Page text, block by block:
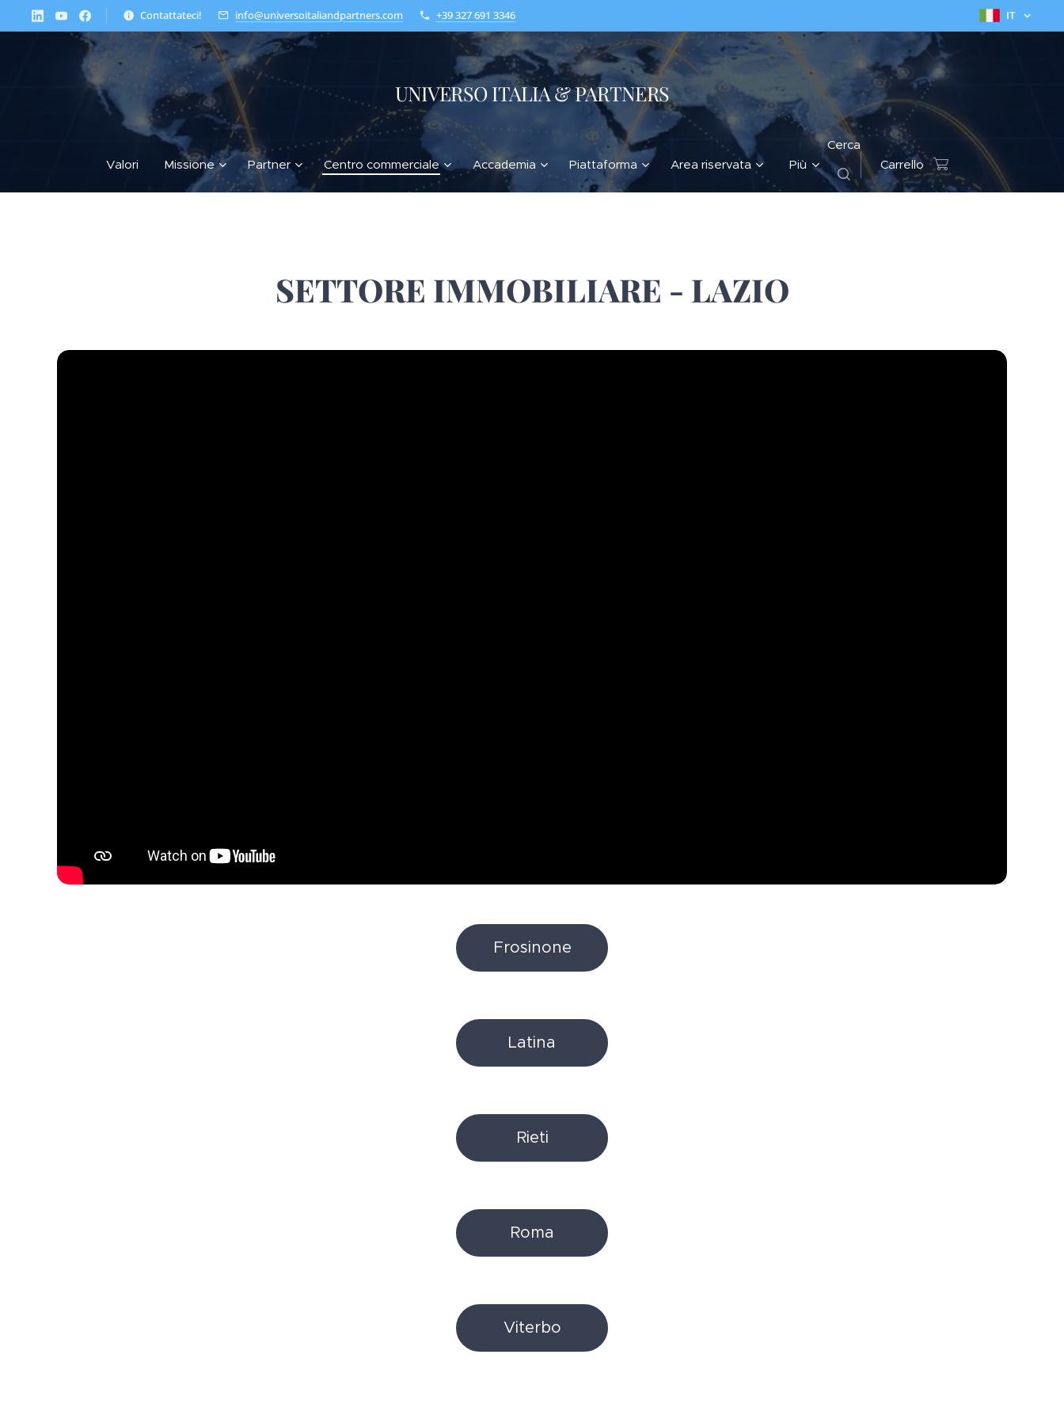
Contattateci! info@universoitaliandpartners.com +39 327 691 3346 IT
UNIVERSO ITALIA & PARTNERS
Valori Missione Partner Centro commerciale Accademia Piattaforma Area riservata Più
Cerca
Carrello
SETTORE IMMOBILIARE - LAZIO
Frosinone
Latina
Rieti
Roma
Viterbo